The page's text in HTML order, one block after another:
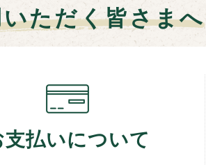
ただく皆さまへ
支払いについて